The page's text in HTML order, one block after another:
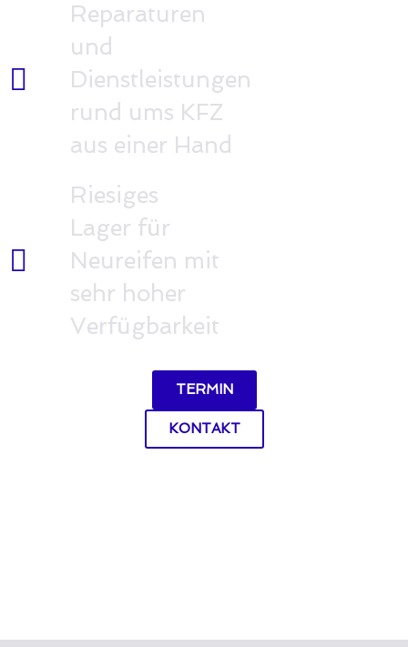
Reparaturen
und
Dienstleistungen
rund ums KFZ
aus einer Hand
Riesiges
Lager für
Neureifen mit
sehr hoher
Verfügbarkeit
TERMIN
KONTAKT